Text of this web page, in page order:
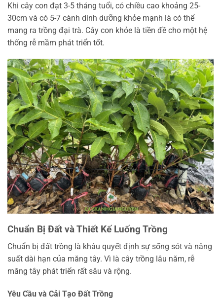
Khi cây con đạt 3-5 tháng tuổi, có chiều cao khoảng 25-
30cm và có 5-7 cành dinh dưỡng khỏe mạnh là có thể
mang ra trồng đại trà. Cây con khỏe là tiền đề cho một hệ
thống rễ mầm phát triển tốt.
Chuẩn Bị Đất và Thiết Kế Luống Trồng
Chuẩn bị đất trồng là khâu quyết định sự sống sót và năng
suất dài hạn của măng tây. Vì là cây trồng lâu năm, rễ
măng tây phát triển rất sâu và rộng.
Yêu Cầu và Cải Tạo Đất Trồng